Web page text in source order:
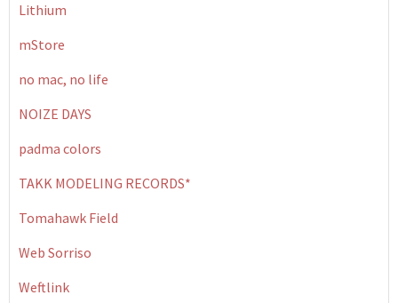
Lithium
mStore
no mac, no life
NOIZE DAYS
padma colors
TAKK MODELING RECORDS*
Tomahawk Field
Web Sorriso
Weftlink